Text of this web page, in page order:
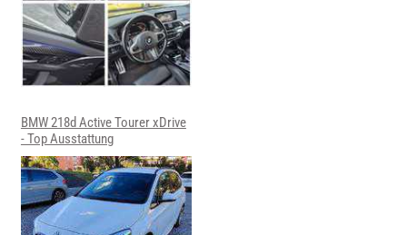
BMW 218d Active Tourer xDrive
- Top Ausstattung